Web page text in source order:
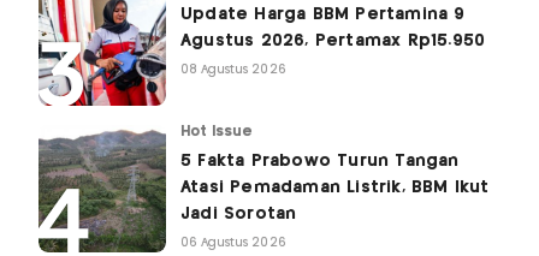
Update Harga BBM Pertamina 9
Agustus 2026, Pertamax Rp15.950
08 Agustus 2026
Hot Issue
5 Fakta Prabowo Turun Tangan
Atasi Pemadaman Listrik, BBM Ikut
Jadi Sorotan
06 Agustus 2026